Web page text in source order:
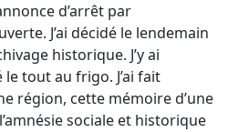
d’arrêt par
J’ai décidé le lendemain
historique. J’y ai
tout au frigo. J’ai fait
région, cette mémoire d’une
sociale et historique